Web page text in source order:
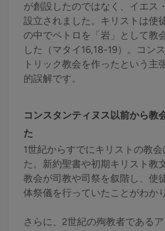
が創設したのではなく、イエス
設立されました。キリストは使
の中でペトロを「岩」として教
した（マタイ16,18-19）。コン
トリック教会を作ったという主
的誤解です。
コンスタンティヌス以前から教
た
1世紀からすでにキリストの教
た。新約聖書や初期キリスト教
教会が司教や司祭を叙階し、使
体祭儀を行っていたことがわか
さらに、2世紀の殉教者である